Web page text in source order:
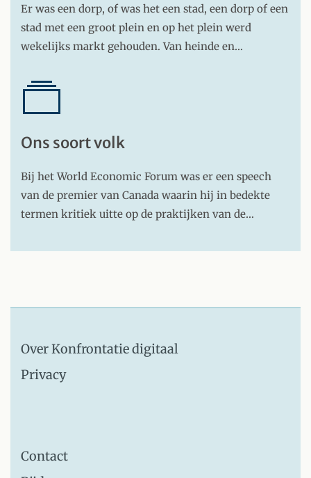
Er was een dorp, of was het een stad, een dorp of een
stad met een groot plein en op het plein werd
wekelijks markt gehouden. Van heinde en…
Ons soort volk
Bij het World Economic Forum was er een speech
van de premier van Canada waarin hij in bedekte
termen kritiek uitte op de praktijken van de…
Over Konfrontatie digitaal
Privacy
Contact